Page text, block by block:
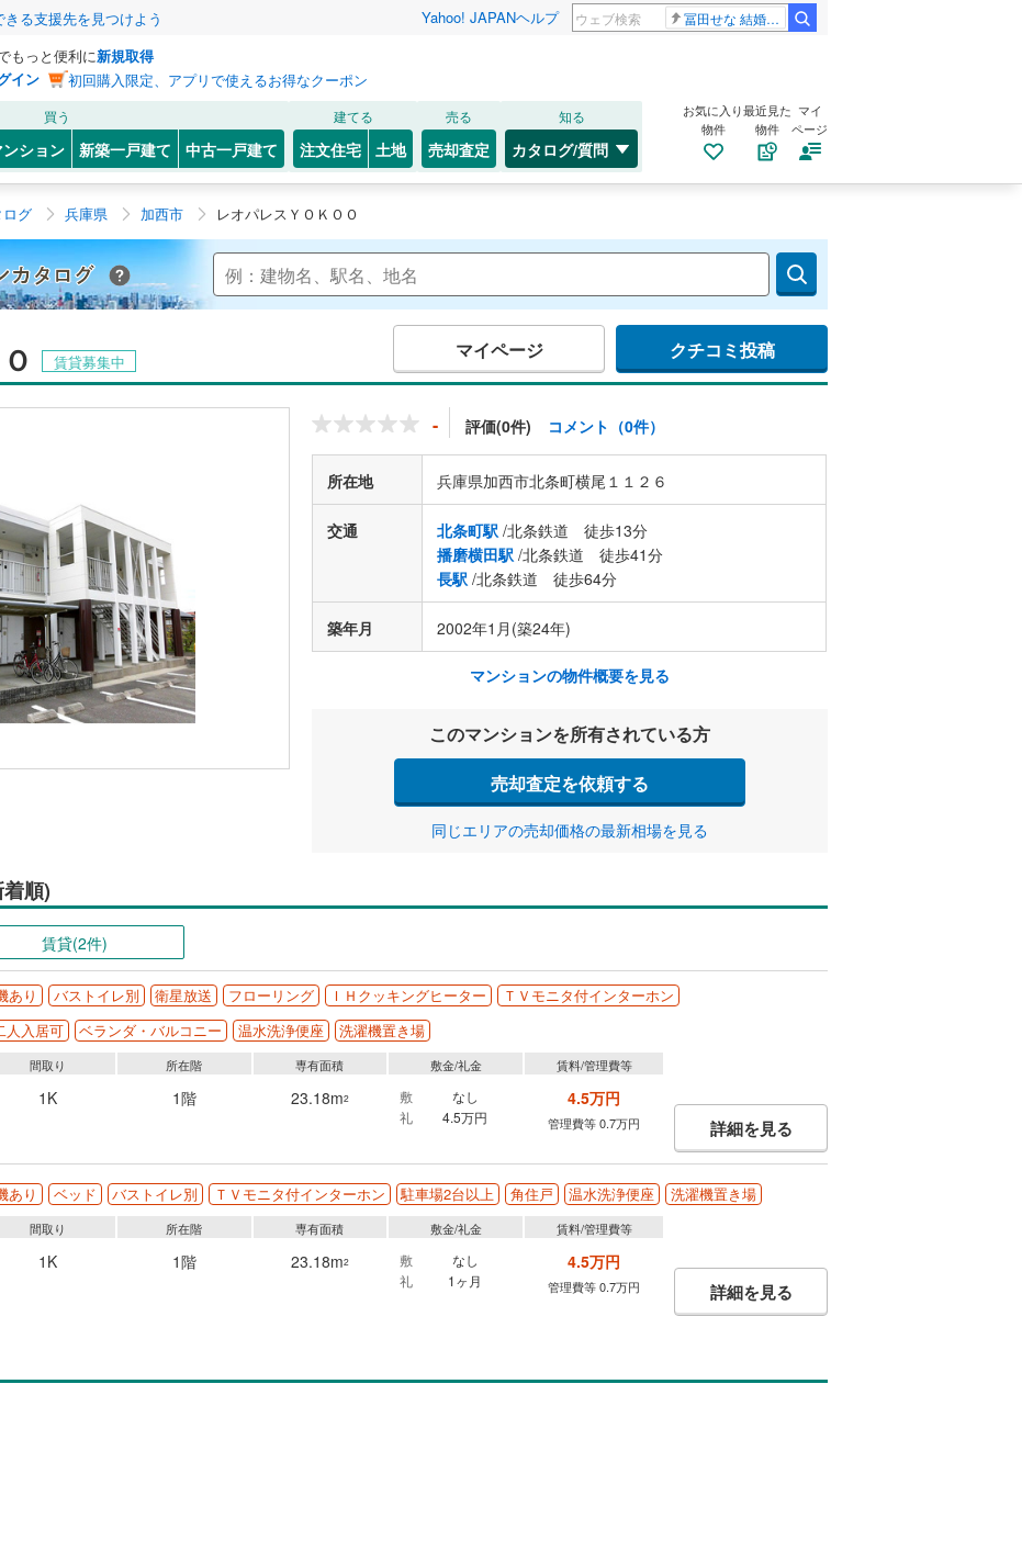
る支援先を見つけよう Yahoo! JAPANヘルプ 冨田せな 結婚発表
もっと便利に新規取得
イン
初回購入限定、アプリで使えるお得なクーポン
買う
ション 新築一戸建て 中古一戸建て
建てる
注文住宅 土地
売る
売却査定
知る
カタログ/質問
お気に入り
物件
最近見た
物件
マイ
ページ
グ 兵庫県 加西市 レオパレスＹＯＫＯＯ
Yahoo!不動産 マンションカタログ
賃貸募集中 マイページ クチコミ投稿
- 評価(0件) コメント（0件）
所在地 兵庫県加西市北条町横尾１１２６
交通 北条町駅 /北条鉄道 徒歩13分
播磨横田駅 /北条鉄道 徒歩41分
長駅 /北条鉄道 徒歩64分
築年月 2002年1月(築24年)
マンションの物件概要を見る
このマンションを所有されている方
売却査定を依頼する
同じエリアの売却価格の最新相場を見る
順)
賃貸(2件)
あり バストイレ別 衛星放送 フローリング ＩＨクッキングヒーター
ＴＶモニタ付インターホン
人入居可 ベランダ・バルコニー 温水洗浄便座 洗濯機置き場
賃料/管理費等
4.5万円
管理費等 0.7万円
敷金/礼金
敷
なし
礼
4.5万円
専有面積
23.18m2
所在階
1階
間取り
1K
詳細を見る
あり ベッド バストイレ別 ＴＶモニタ付インターホン 駐車場2台以上 角住戸 温水洗浄便座 洗濯機置き場
賃料/管理費等
4.5万円
管理費等 0.7万円
敷金/礼金
敷
なし
礼
1ヶ月
専有面積
23.18m2
所在階
1階
間取り
1K
詳細を見る